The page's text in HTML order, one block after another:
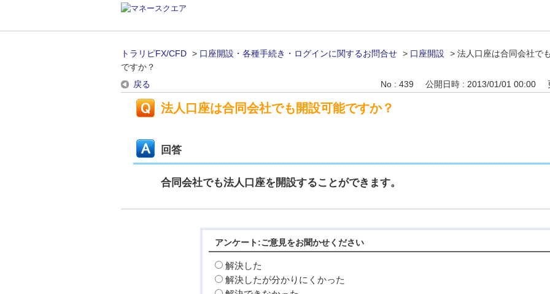
トラリピFX/CFD > 口座開設・各種手続き・ログインに関するお問合せ > 口座開設 > 法人口座は合同会社で
ですか？
戻る
No : 439 公開日時 : 2013/01/01 00:00
法人口座は合同会社でも開設可能ですか？
回答
合同会社でも法人口座を開設することができます。
アンケート:ご意見をお聞かせください
解決した
解決したが分かりにくかった